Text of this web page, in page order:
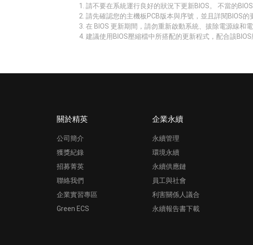
請不要在系統運行良好的狀況下更新BIOS。 不當的
請先確認您的主機板PCB版本與序號，並且詳閱BIOS
在 BIOS 更新期間，請勿重新啟動系統、拔除電源線和電
建議使用BIOS壓縮檔中所搭配的更新程式，配合該BIOS
關於精英
公司簡介
獲獎紀錄
招募菁英
聯絡我們
企業實習專區
Green ECS
企業永續
永續管理
環境永續
永續供應鏈
員工與社會
利害關係人議合
永續報告書下載